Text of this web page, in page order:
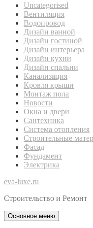
Uncategorised
Вентиляция
Водопровод
Дизайн ванной
Дизайн гостиной
Дизайн интерьера
Дизайн кухни
Дизайн спальни
Канализация
Кровля крыши
Монтаж пола
Новости
Окна и двери
Сантехника
Система отопления
Строительные
Фасад
Фундамент
Электрика
eva-luxe.ru
Строительство и Ремонт
Основное меню